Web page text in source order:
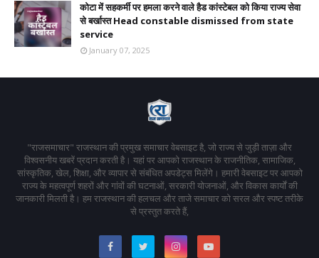
कोटा में सहकर्मी पर हमला करने वाले हैड कांस्टेबल को किया राज्य सेवा
से बर्खास्त Head constable dismissed from state
service
January 07, 2025
"राजसमाचार" राजस्थान की प्रमुख समाचार वेबसाइट है, जो राज्य से जुड़ी ताज़ा और
विश्वसनीय खबरें प्रदान करती है। यहां पर आपको राजस्थान के राजनीतिक, सामाजिक,
सांस्कृतिक, खेल, शिक्षा, और व्यापार से संबंधित अपडेट्स मिलेंगे। हमारी वेबसाइट पर आपको
राज्य के महत्वपूर्ण शहरों और गांवों की घटनाओं, सरकारी योजनाओं, और विकास कार्यों की
जानकारी मिलती है। हम राजस्थान की हलचल और ताजे समाचार को सरल और स्पष्ट तरीके
से प्रस्तुत करते हैं,